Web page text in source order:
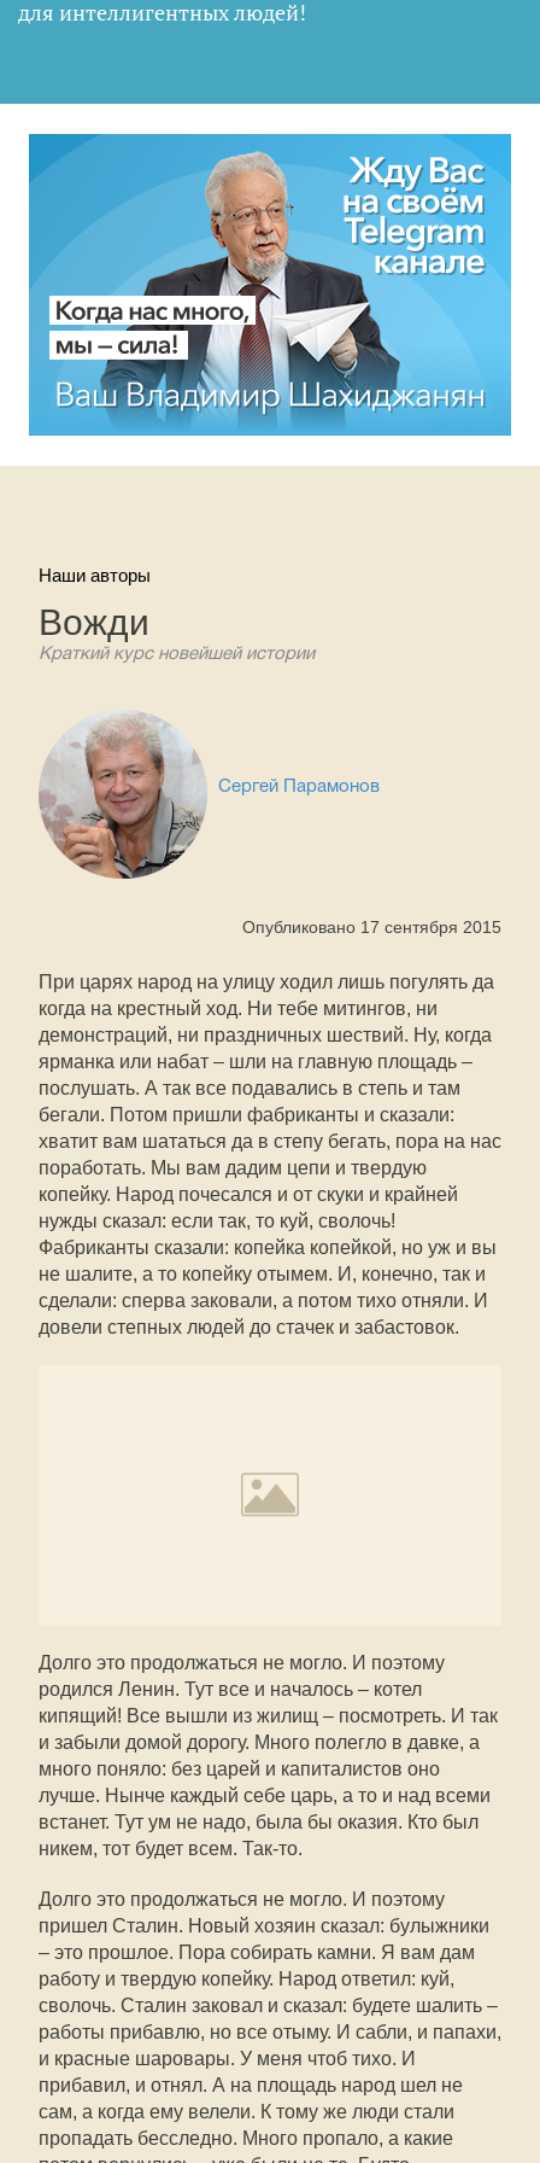
для интеллигентных людей!
Наши авторы
Вожди
Краткий курс новейшей истории
Сергей Парамонов
Опубликовано 17 сентября 2015
При царях народ на улицу ходил лишь погулять да
когда на крестный ход. Ни тебе митингов, ни
демонстраций, ни праздничных шествий. Ну, когда
ярманка или набат – шли на главную площадь –
послушать. А так все подавались в степь и там
бегали. Потом пришли фабриканты и сказали:
хватит вам шататься да в степу бегать, пора на нас
поработать. Мы вам дадим цепи и твердую
копейку. Народ почесался и от скуки и крайней
нужды сказал: если так, то куй, сволочь!
Фабриканты сказали: копейка копейкой, но уж и вы
не шалите, а то копейку отымем. И, конечно, так и
сделали: сперва заковали, а потом тихо отняли. И
довели степных людей до стачек и забастовок.
Долго это продолжаться не могло. И поэтому
родился Ленин. Тут все и началось – котел
кипящий! Все вышли из жилищ – посмотреть. И так
и забыли домой дорогу. Много полегло в давке, а
много поняло: без царей и капиталистов оно
лучше. Нынче каждый себе царь, а то и над всеми
встанет. Тут ум не надо, была бы оказия. Кто был
никем, тот будет всем. Так-то.
Долго это продолжаться не могло. И поэтому
пришел Сталин. Новый хозяин сказал: булыжники
– это прошлое. Пора собирать камни. Я вам дам
работу и твердую копейку. Народ ответил: куй,
сволочь. Сталин заковал и сказал: будете шалить –
работы прибавлю, но все отыму. И сабли, и папахи,
и красные шаровары. У меня чтоб тихо. И
прибавил, и отнял. А на площадь народ шел не
сам, а когда ему велели. К тому же люди стали
пропадать бесследно. Много пропало, а какие